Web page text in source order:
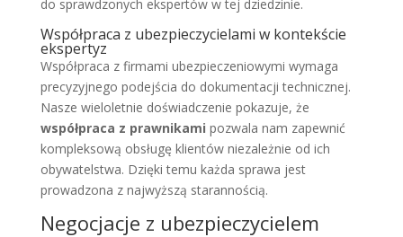
do sprawdzonych ekspertów w tej dziedzinie.
Współpraca z ubezpieczycielami w kontekście
ekspertyz
Współpraca z firmami ubezpieczeniowymi wymaga
precyzyjnego podejścia do dokumentacji technicznej.
Nasze wieloletnie doświadczenie pokazuje, że
współpraca z prawnikami pozwala nam zapewnić
kompleksową obsługę klientów niezależnie od ich
obywatelstwa. Dzięki temu każda sprawa jest
prowadzona z najwyższą starannością.
Negocjacje z ubezpieczycielem